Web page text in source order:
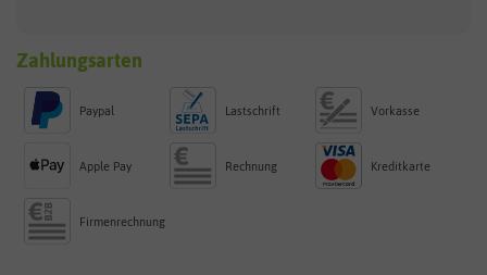
Zahlungsarten
Paypal Lastschrift Vorkasse
Apple Pay Rechnung Kreditkarte
Firmenrechnung